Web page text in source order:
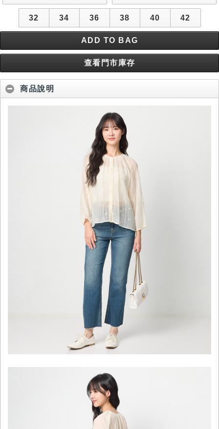
32 34 36 38 40 42
ADD TO BAG
查看門市庫存
商品說明